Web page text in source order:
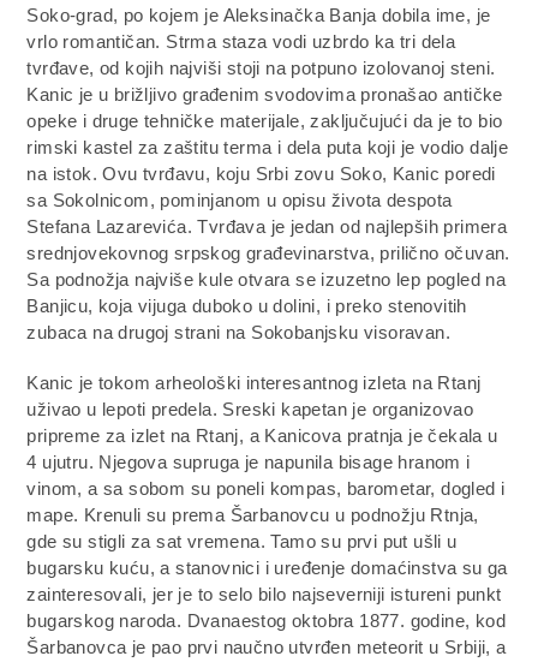
Soko-grad, po kojem je Aleksinačka Banja dobila ime, je
vrlo romantičan. Strma staza vodi uzbrdo ka tri dela
tvrđave, od kojih najviši stoji na potpuno izolovanoj steni.
Kanic je u brižljivo građenim svodovima pronašao antičke
opeke i druge tehničke materijale, zaključujući da je to bio
rimski kastel za zaštitu terma i dela puta koji je vodio dalje
na istok. Ovu tvrđavu, koju Srbi zovu Soko, Kanic poredi
sa Sokolnicom, pominjanom u opisu života despota
Stefana Lazarevića. Tvrđava je jedan od najlepših primera
srednjovekovnog srpskog građevinarstva, prilično očuvan.
Sa podnožja najviše kule otvara se izuzetno lep pogled na
Banjicu, koja vijuga duboko u dolini, i preko stenovitih
zubaca na drugoj strani na Sokobanjsku visoravan.
Kanic je tokom arheološki interesantnog izleta na Rtanj
uživao u lepoti predela. Sreski kapetan je organizovao
pripreme za izlet na Rtanj, a Kanicova pratnja je čekala u
4 ujutru. Njegova supruga je napunila bisage hranom i
vinom, a sa sobom su poneli kompas, barometar, dogled i
mape. Krenuli su prema Šarbanovcu u podnožju Rtnja,
gde su stigli za sat vremena. Tamo su prvi put ušli u
bugarsku kuću, a stanovnici i uređenje domaćinstva su ga
zainteresovali, jer je to selo bilo najseverniji istureni punkt
bugarskog naroda. Dvanaestog oktobra 1877. godine, kod
Šarbanovca je pao prvi naučno utvrđen meteorit u Srbiji, a